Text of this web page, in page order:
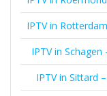
IPTV in
IPTV in
IPTV in Sittard